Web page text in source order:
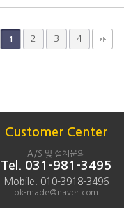
1 2 3 4
Customer Center
A/S 및 설치문의
Tel. 031-981-3495
Mobile. 010-3918-3496
bk-made@naver.com